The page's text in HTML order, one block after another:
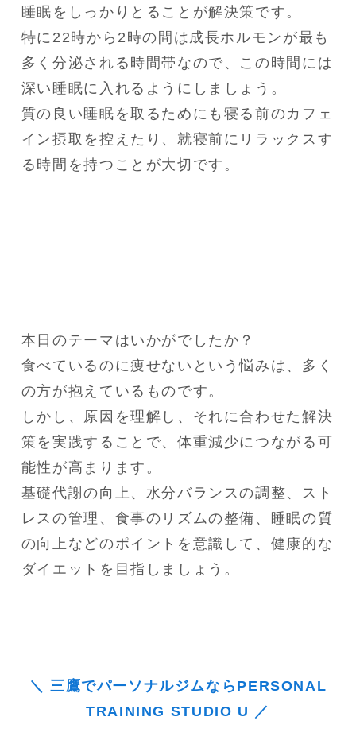
睡眠をしっかりとることが解決策です。
特に22時から2時の間は成長ホルモンが最も
多く分泌される時間帯なので、この時間には
深い睡眠に入れるようにしましょう。
質の良い睡眠を取るためにも寝る前のカフェ
イン摂取を控えたり、就寝前にリラックスす
る時間を持つことが大切です。
本日のテーマはいかがでしたか？
食べているのに痩せないという悩みは、多く
の方が抱えているものです。
しかし、原因を理解し、それに合わせた解決
策を実践することで、体重減少につながる可
能性が高まります。
基礎代謝の向上、水分バランスの調整、スト
レスの管理、食事のリズムの整備、睡眠の質
の向上などのポイントを意識して、健康的な
ダイエットを目指しましょう。
＼ 三鷹でパーソナルジムならPERSONAL
TRAINING STUDIO U ／